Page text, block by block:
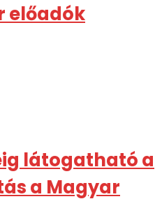
előadók
látogatható a
a Magyar